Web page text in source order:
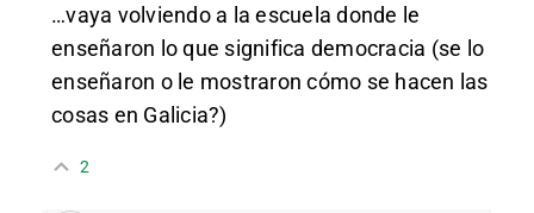
…vaya volviendo a la escuela donde le
enseñaron lo que significa democracia (se lo
enseñaron o le mostraron cómo se hacen las
cosas en Galicia?)
2